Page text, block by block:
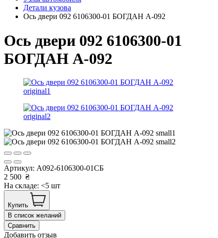
Детали кузова
Ось двери 092 6106300-01 БОГДАН А-092
Ось двери 092 6106300-01
БОГДАН А-092
Артикул: А092-6106300-01СБ
2 500 ₴
На складе: <5 шт
Купить
В список желаний
Сравнить
Добавить отзыв